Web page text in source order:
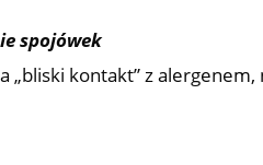
spojówek
„bliski kontakt” z